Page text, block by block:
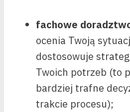
fachowe
ocenia Twoją
dostosowuje
Twoich potrzeb (to
bardziej trafne
trakcie procesu);